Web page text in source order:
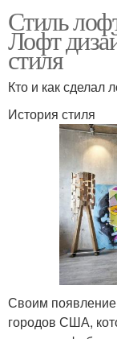
Стиль
Лофт
стиля
Кто и как сделал
История стиля
Своим
городов США,